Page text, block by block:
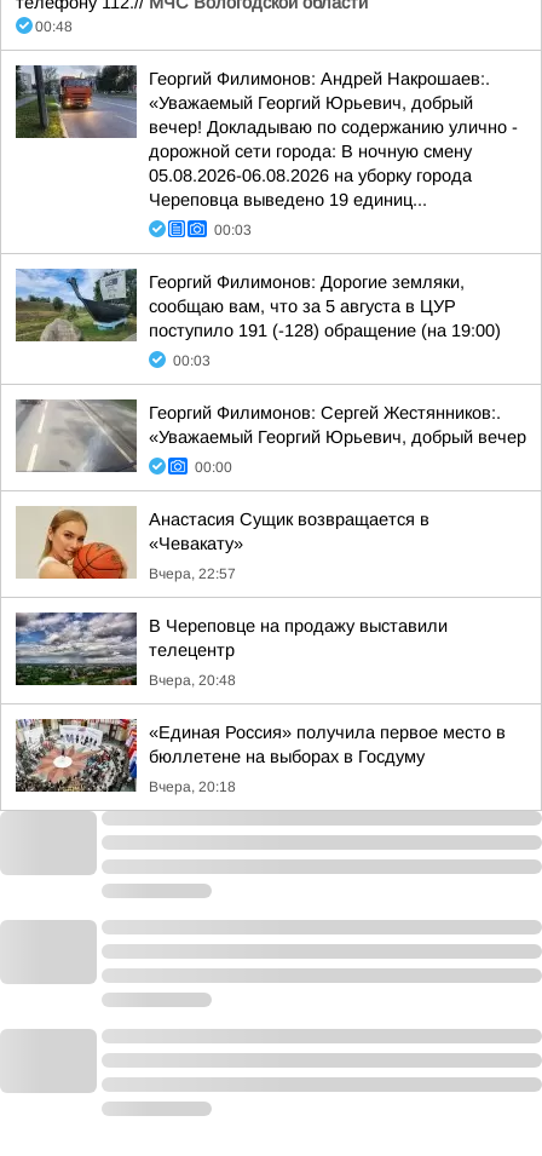
00:48
Георгий Филимонов: Андрей Накрошаев:.
«Уважаемый Георгий Юрьевич, добрый
вечер! Докладываю по содержанию улично -
дорожной сети города: В ночную смену
05.08.2026-06.08.2026 на уборку города
Череповца выведено 19 единиц...
00:03
Георгий Филимонов: Дорогие земляки,
сообщаю вам, что за 5 августа в ЦУР
поступило 191 (-128) обращение (на 19:00)
00:03
Георгий Филимонов: Сергей Жестянников:.
«Уважаемый Георгий Юрьевич, добрый вечер
00:00
Анастасия Сущик возвращается в
«Чевакату»
Вчера, 22:57
В Череповце на продажу выставили
телецентр
Вчера, 20:48
«Единая Россия» получила первое место в
бюллетене на выборах в Госдуму
Вчера, 20:18